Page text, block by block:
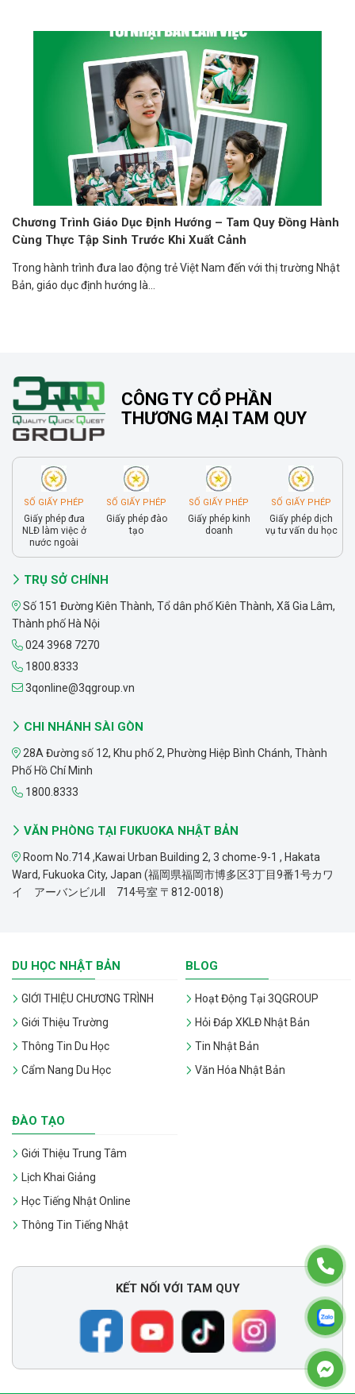
Chương Trình Giáo Dục Định Hướng – Tam Quy Đồng Hành
Cùng Thực Tập Sinh Trước Khi Xuất Cảnh
Trong hành trình đưa lao động trẻ Việt Nam đến với thị trường Nhật
Bản, giáo dục định hướng là...
CÔNG TY CỔ PHẦN
THƯƠNG MẠI TAM QUY
SỐ GIẤY PHÉP
Giấy phép đưa
NLĐ làm việc ở
nước ngoài
SỐ GIẤY PHÉP
Giấy phép đào
tạo
SỐ GIẤY PHÉP
Giấy phép kinh
doanh
SỐ GIẤY PHÉP
Giấy phép dịch
vụ tư vấn du học
TRỤ SỞ CHÍNH
Số 151 Đường Kiên Thành, Tổ dân phố Kiên Thành, Xã Gia Lâm,
Thành phố Hà Nội
024 3968 7270
1800.8333
3qonline@3qgroup.vn
CHI NHÁNH SÀI GÒN
28A Đường số 12, Khu phố 2, Phường Hiệp Bình Chánh, Thành
Phố Hồ Chí Minh
1800.8333
VĂN PHÒNG TẠI FUKUOKA NHẬT BẢN
Room No.714 ,Kawai Urban Building 2, 3 chome-9-1 , Hakata
Ward, Fukuoka City, Japan (福岡県福岡市博多区3丁目9番1号カワ
イ アーバンビルII 714号室 〒812-0018)
DU HỌC NHẬT BẢN
GIỚI THIỆU CHƯƠNG TRÌNH
Giới Thiệu Trường
Thông Tin Du Học
Cẩm Nang Du Học
BLOG
Hoạt Động Tại 3QGROUP
Hỏi Đáp XKLĐ Nhật Bản
Tin Nhật Bản
Văn Hóa Nhật Bản
ĐÀO TẠO
Giới Thiệu Trung Tâm
Lịch Khai Giảng
Học Tiếng Nhật Online
Thông Tin Tiếng Nhật
KẾT NỐI VỚI TAM QUY